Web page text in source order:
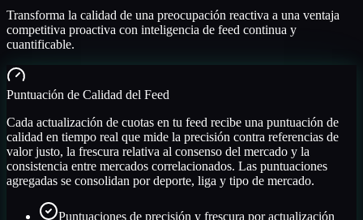
Transforma la calidad de una preocupación reactiva a una ventaja
competitiva proactiva con inteligencia de feed continua y
cuantificable.
Puntuación de Calidad del Feed
Cada actualización de cuotas en tu feed recibe una puntuación de
calidad en tiempo real que mide la precisión contra referencias de
valor justo, la frescura relativa al consenso del mercado y la
consistencia entre mercados correlacionados. Las puntuaciones
agregadas se consolidan por deporte, liga y tipo de mercado.
Puntuaciones de precisión y frescura por actualización